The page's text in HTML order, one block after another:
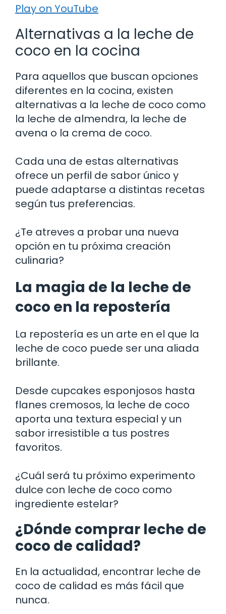
Play on YouTube
Alternativas a la leche de
coco en la cocina
Para aquellos que buscan opciones
diferentes en la cocina, existen
alternativas a la leche de coco como
la leche de almendra, la leche de
avena o la crema de coco.
Cada una de estas alternativas
ofrece un perfil de sabor único y
puede adaptarse a distintas recetas
según tus preferencias.
¿Te atreves a probar una nueva
opción en tu próxima creación
culinaria?
La magia de la leche de
coco en la repostería
La repostería es un arte en el que la
leche de coco puede ser una aliada
brillante.
Desde cupcakes esponjosos hasta
flanes cremosos, la leche de coco
aporta una textura especial y un
sabor irresistible a tus postres
favoritos.
¿Cuál será tu próximo experimento
dulce con leche de coco como
ingrediente estelar?
¿Dónde comprar leche de
coco de calidad?
En la actualidad, encontrar leche de
coco de calidad es más fácil que
nunca.